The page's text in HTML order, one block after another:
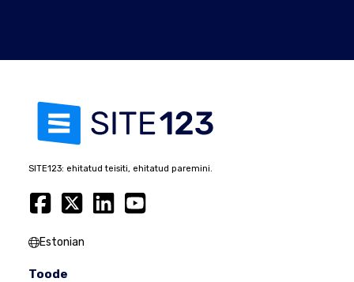
SITE123: ehitatud teisiti, ehitatud paremini.
Estonian
Toode